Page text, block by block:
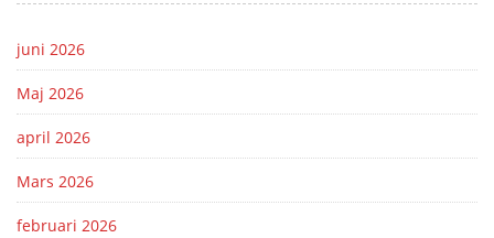
juni 2026
Maj 2026
april 2026
Mars 2026
februari 2026